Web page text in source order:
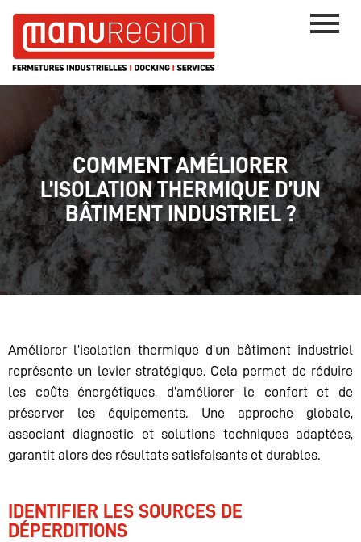
COMMENT AMÉLIORER
L’ISOLATION THERMIQUE D’UN
BÂTIMENT INDUSTRIEL ?
Améliorer l’isolation thermique d’un bâtiment industriel
représente un levier stratégique. Cela permet de réduire
les coûts énergétiques, d’améliorer le confort et de
préserver les équipements. Une approche globale,
associant diagnostic et solutions techniques adaptées,
garantit alors des résultats satisfaisants et durables.
IDENTIFIER LES SOURCES DE
DÉPERDITIONS